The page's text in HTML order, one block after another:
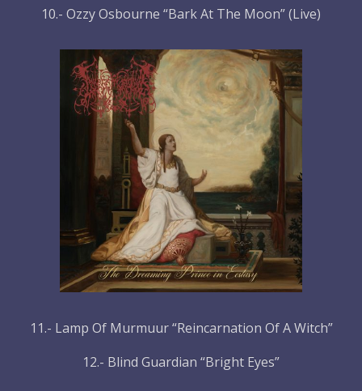
10.- Ozzy Osbourne “Bark At The Moon” (Live)
11.- Lamp Of Murmuur “Reincarnation Of A Witch”
12.- Blind Guardian “Bright Eyes”